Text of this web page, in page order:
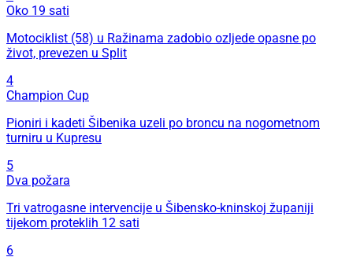
Oko 19 sati
Motociklist (58) u Ražinama zadobio ozljede opasne po
život, prevezen u Split
4
Champion Cup
Pioniri i kadeti Šibenika uzeli po broncu na nogometnom
turniru u Kupresu
5
Dva požara
Tri vatrogasne intervencije u Šibensko-kninskoj županiji
tijekom proteklih 12 sati
6